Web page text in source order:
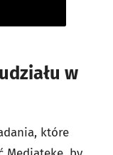
w
które